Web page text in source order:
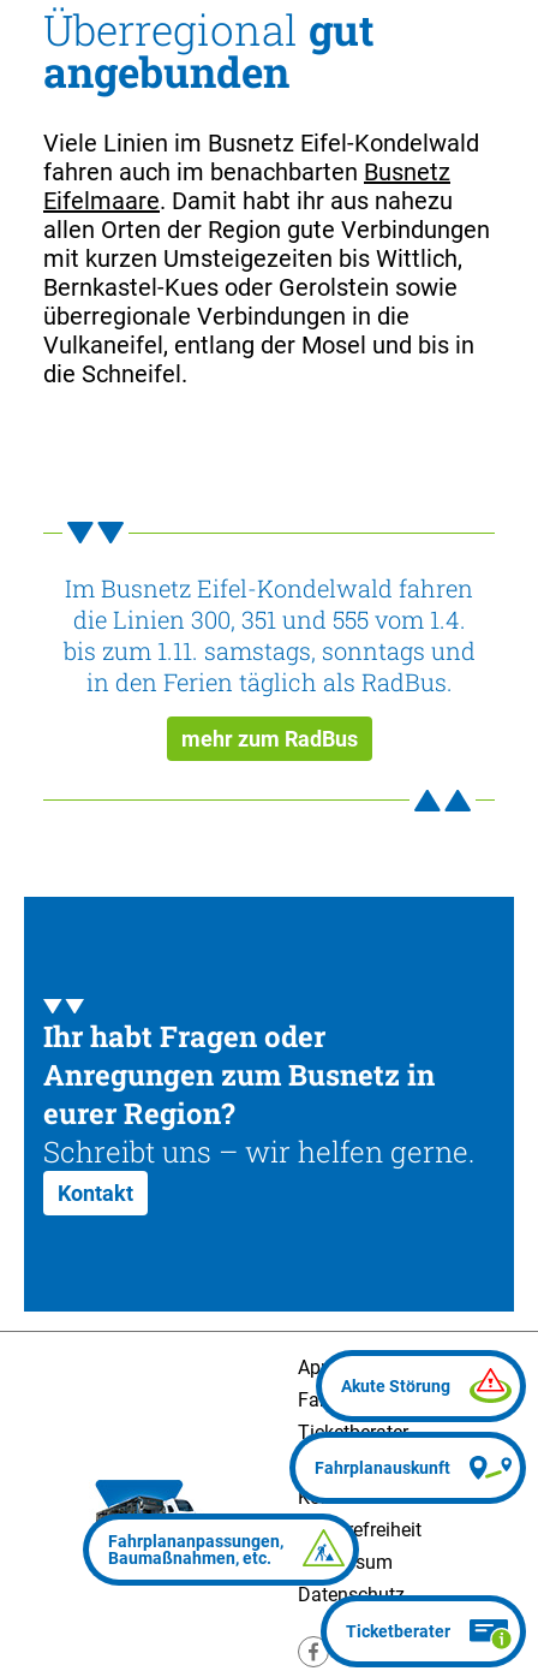
Überregional gut
angebunden
Viele Linien im Busnetz Eifel-Kondelwald
fahren auch im benachbarten Busnetz
Eifelmaare. Damit habt ihr aus nahezu
allen Orten der Region gute Verbindungen
mit kurzen Umsteigezeiten bis Wittlich,
Bernkastel-Kues oder Gerolstein sowie
überregionale Verbindungen in die
Vulkaneifel, entlang der Mosel und bis in
die Schneifel.
Im Busnetz Eifel-Kondelwald fahren
die Linien 300, 351 und 555 vom 1.4.
bis zum 1.11. samstags, sonntags und
in den Ferien täglich als RadBus.
mehr zum RadBus
Ihr habt Fragen oder
Anregungen zum Busnetz in
eurer Region?
Schreibt uns – wir helfen gerne.
Kontakt
App
Fahrplanauskunft
Ticketberater
Presse
Kontakt
Barrierefreiheit
Impressum
Datenschutz